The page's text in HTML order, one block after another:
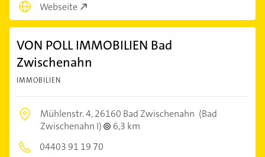
Webseite
VON POLL IMMOBILIEN Bad
Zwischenahn
IMMOBILIEN
Mühlenstr. 4,26160 Bad Zwischenahn (Bad
Zwischenahn I)
6,3 km
04403 91 19 70